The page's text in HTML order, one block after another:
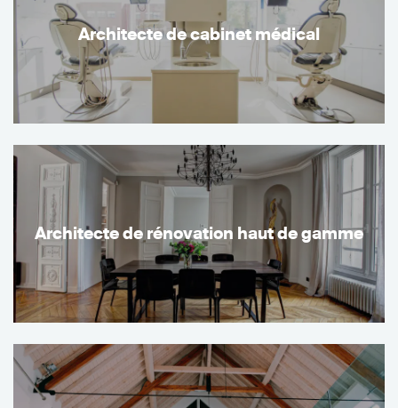
Architecte de cabinet médical
Architecte de rénovation haut de gamme